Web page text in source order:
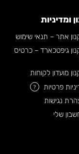
ומדיניות
אתר – תנאי שימוש
גיפטכארד – כרטיס
מועדון לקוחות
פרטיות
?
נגישות
שלי